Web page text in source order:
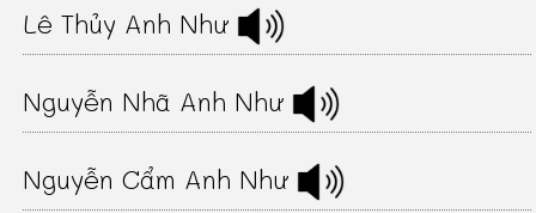
Lê Thủy Anh Như
Nguyễn Nhã Anh Như
Nguyễn Cẩm Anh Như